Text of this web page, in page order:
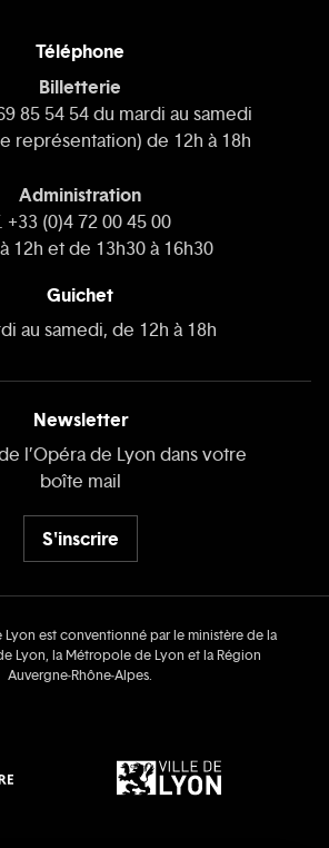
Téléphone
Billetterie
85 54 54 du mardi au samedi
représentation) de 12h à 18h
Administration
+33 (0)4 72 00 45 00
12h et de 13h30 à 16h30
Guichet
au samedi, de 12h à 18h
Newsletter
l’Opéra de Lyon dans votre
boîte mail
S'inscrire
Lyon est conventionné par le ministère de la
Lyon, la Métropole de Lyon et la Région
Auvergne‑Rhône‑Alpes.